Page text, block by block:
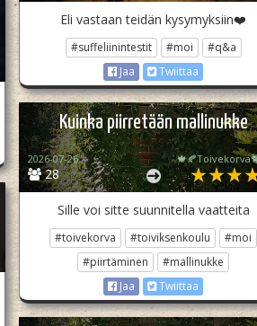
Eli vastaan teidän kysymyksiin❤️
#suffeliinintestit #moi
#q&a
Jaa
Twiittaa
Kuinka piirretään mallinukke
28
2026-07-26
Sille voi sitte suunnitella vaatteita
#toivekorva #toiviksenkoulu
#moi
#piirtäminen
#mallinukke
Jaa
Twiittaa